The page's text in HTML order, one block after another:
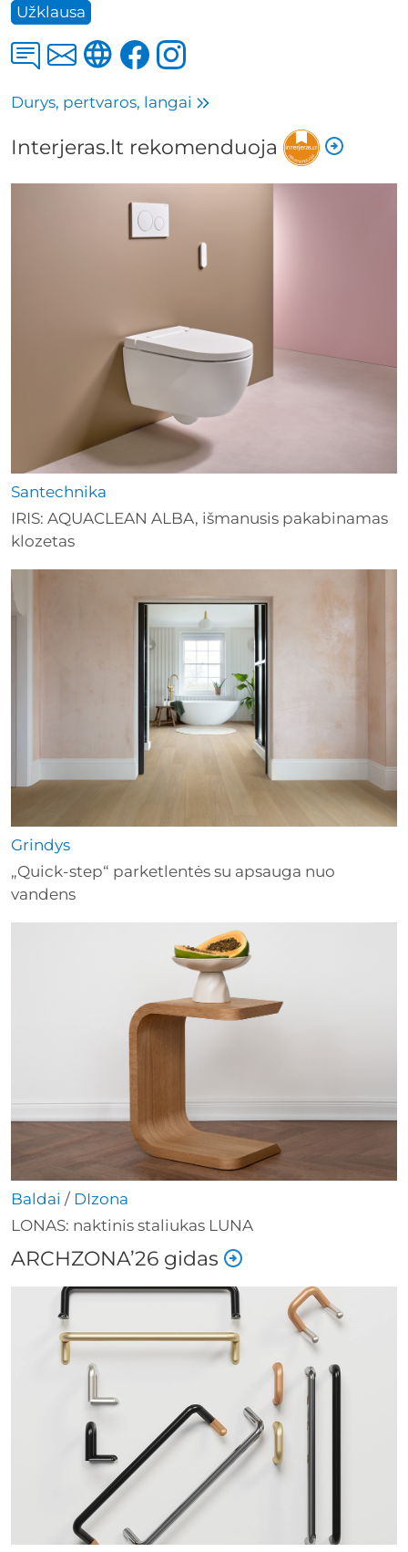
Užklausa
Durys, pertvaros, langai
Interjeras.lt rekomenduoja
Santechnika
IRIS: AQUACLEAN ALBA, išmanusis pakabinamas
klozetas
Grindys
„Quick-step“ parketlentės su apsauga nuo
vandens
Baldai / DIzona
LONAS: naktinis staliukas LUNA
ARCHZONA’26 gidas